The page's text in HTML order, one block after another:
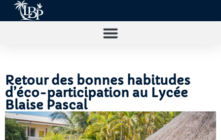
Retour des bonnes habitudes
d’éco-participation au Lycée
Blaise Pascal